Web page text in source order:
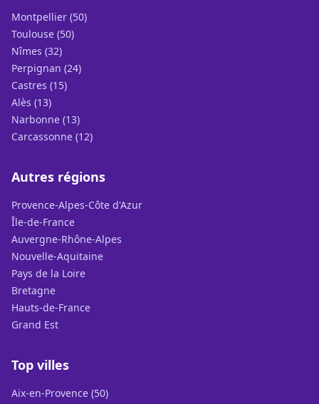
Montpellier (50)
Toulouse (50)
Nîmes (32)
Perpignan (24)
Castres (15)
Alès (13)
Narbonne (13)
Carcassonne (12)
Autres régions
Provence-Alpes-Côte d'Azur
Île-de-France
Auvergne-Rhône-Alpes
Nouvelle-Aquitaine
Pays de la Loire
Bretagne
Hauts-de-France
Grand Est
Top villes
Aix-en-Provence (50)